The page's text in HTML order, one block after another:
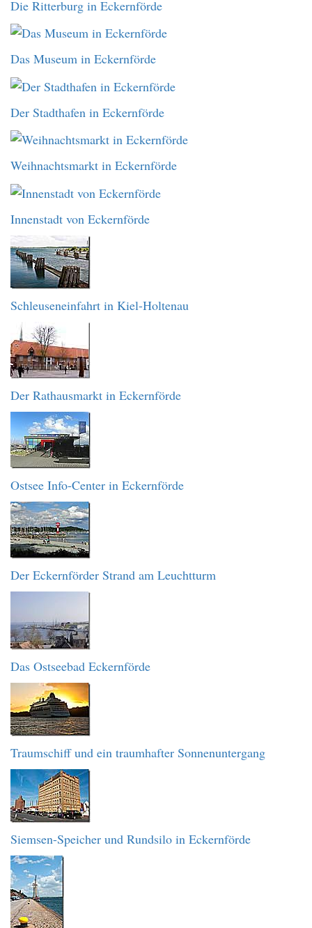
Die Ritterburg in Eckernförde
Das Museum in Eckernförde
Der Stadthafen in Eckernförde
Weihnachtsmarkt in Eckernförde
Innenstadt von Eckernförde
Schleuseneinfahrt in Kiel-Holtenau
Der Rathausmarkt in Eckernförde
Ostsee Info-Center in Eckernförde
Der Eckernförder Strand am Leuchtturm
Das Ostseebad Eckernförde
Traumschiff und ein traumhafter Sonnenuntergang
Siemsen-Speicher und Rundsilo in Eckernförde